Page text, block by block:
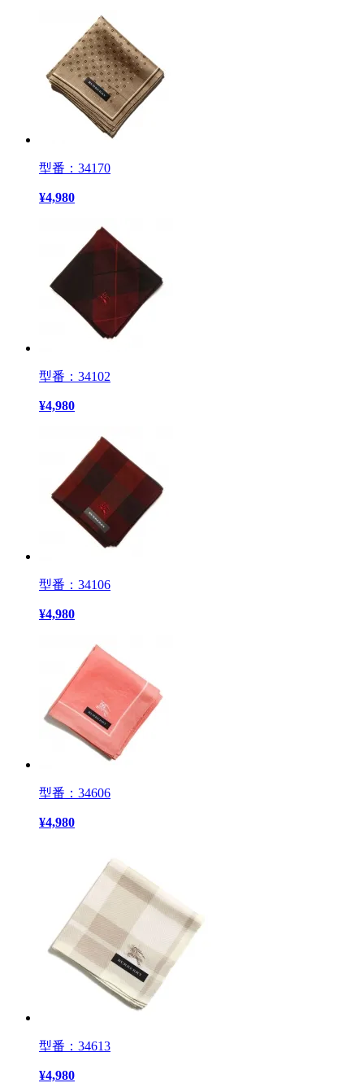
型番：34170
¥4,980
型番：34102
¥4,980
型番：34106
¥4,980
型番：34606
¥4,980
型番：34613
¥4,980